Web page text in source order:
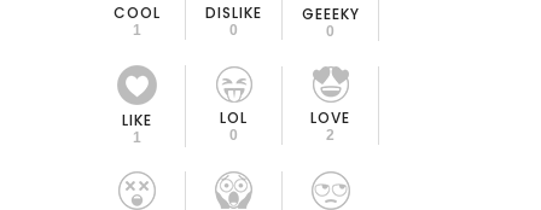
COOL
1
DISLIKE
0
GEEEKY
0
LIKE
1
LOL
0
LOVE
2